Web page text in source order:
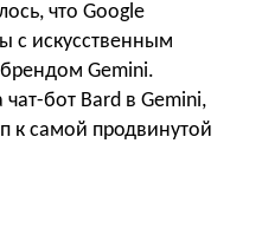
что Google
с искусственным
Gemini.
бот Bard в Gemini,
к самой продвинутой